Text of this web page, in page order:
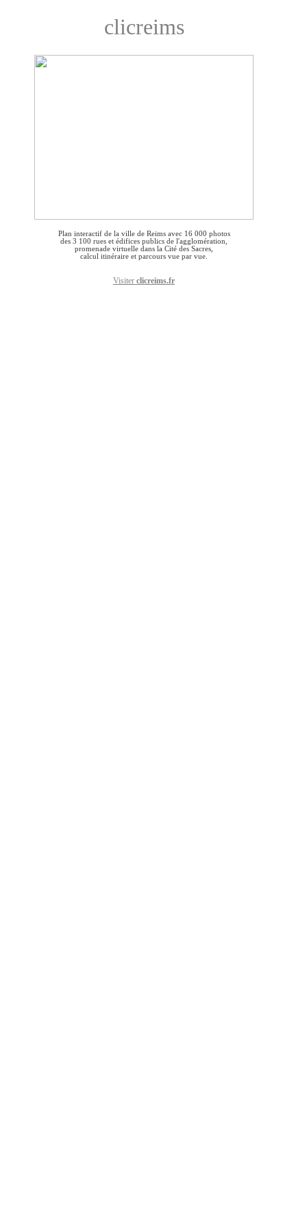
clicreims
Plan interactif de la ville de Reims avec 16 000 photos
des 3 100 rues et édifices publics de l'agglomération,
promenade virtuelle dans la Cité des Sacres,
calcul itinéraire et parcours vue par vue.
Visiter clicreims.fr